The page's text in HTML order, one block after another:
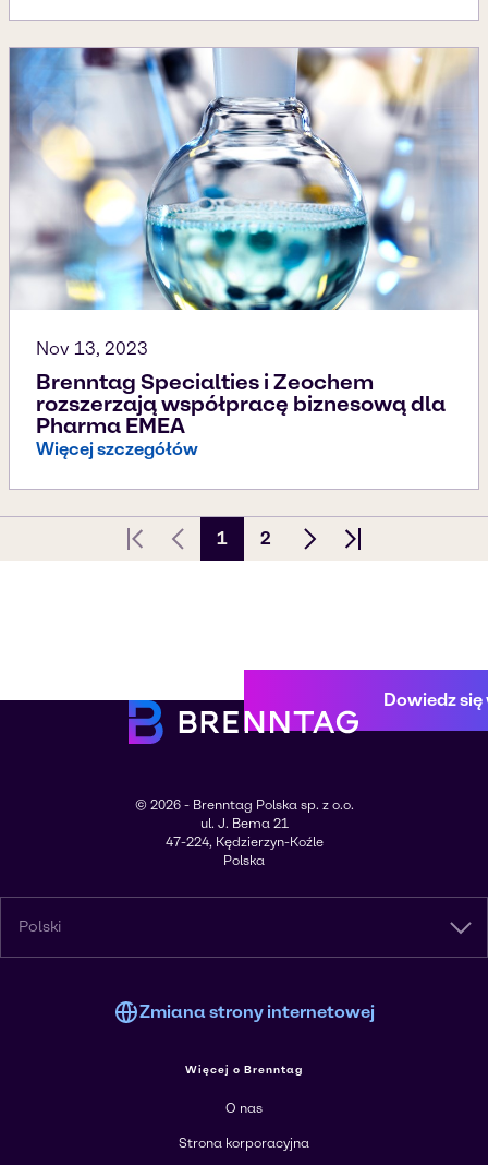
Nov 13, 2023
Brenntag Specialties i Zeochem
rozszerzają współpracę biznesową dla
Pharma EMEA
Więcej szczegółów
Translation missing: events.first_page
Poprzednia strona
1 2
Następna strona
Translation
Dowiedz
© 2026 - Brenntag Polska sp. z o.o.
ul. J. Bema 21
47-224, Kędzierzyn-Koźle
Polska
Polski
Zmiana strony internetowej
Więcej o Brenntag
O nas
Strona korporacyjna